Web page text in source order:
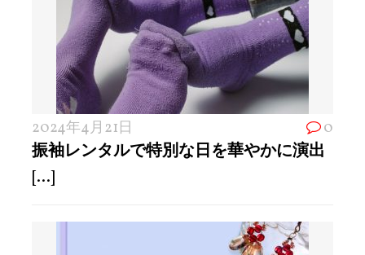
2024年4月21日 0
振袖レンタルで特別な日を華やかに演出
[...]